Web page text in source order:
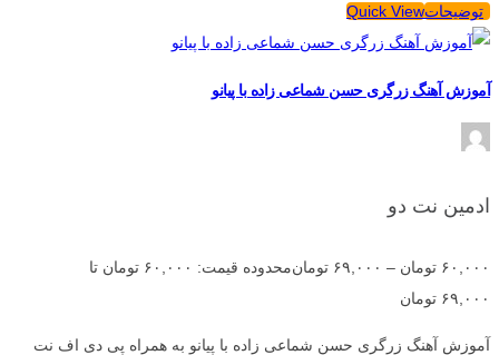
توضیحاتQuick View
آموزش آهنگ زرگری حسن شماعی زاده با پیانو
ادمین نت دو
۶۰,۰۰۰ تومان – ۶۹,۰۰۰ تومان
محدوده قیمت: ۶۰,۰۰۰ تومان تا
۶۹,۰۰۰ تومان
آموزش آهنگ زرگری حسن شماعی زاده با پیانو به همراه پی دی اف نت